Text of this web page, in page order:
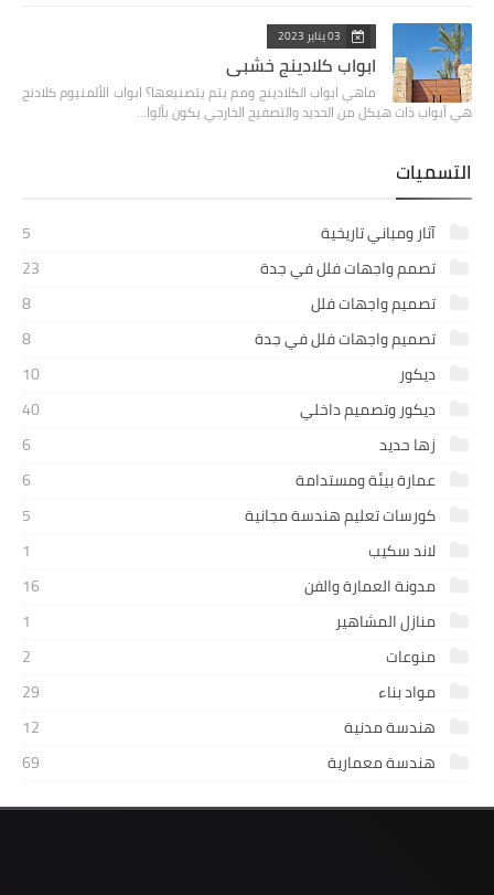
03 يناير 2023
ابواب كلادينج خشبي
ماهي ابواب الكلادينج ومم يتم يتصنيعها؟ ‏ابواب الألمنيوم كلادنج
هي أبواب ذات هيكل من الحديد والتصفيح الخارجي يكون بألوا…
التسميات
آثار ومباني تاريخية
5
تصمم واجهات فلل في جدة
23
تصميم واجهات فلل
8
تصميم واجهات فلل في جدة
8
ديكور
10
ديكور وتصميم داخلي
40
زها حديد
6
عمارة بيئة ومستدامة
6
كورسات تعليم هندسة مجانية
5
لاند سكيب
1
مدونة العمارة والفن
16
منازل المشاهير
1
منوعات
2
مواد بناء
29
هندسة مدنية
12
هندسة معمارية
69